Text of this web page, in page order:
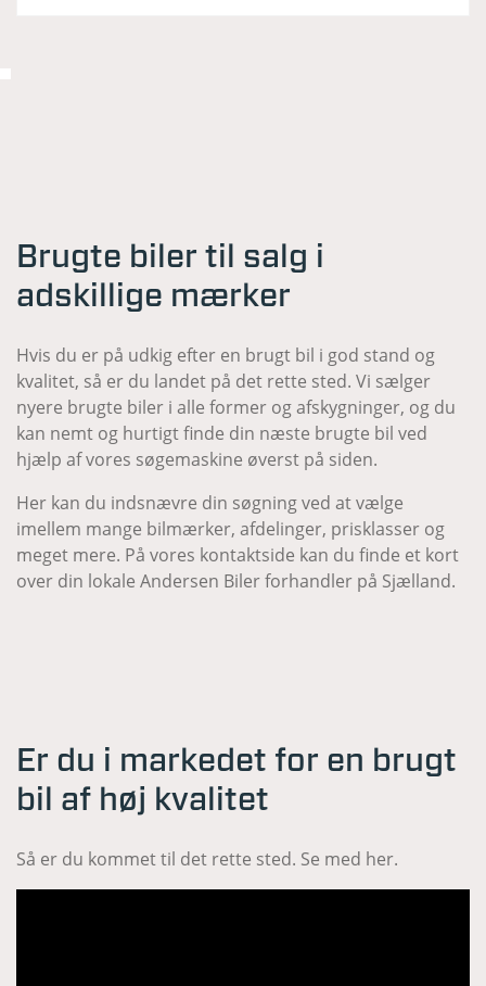
Brugte biler til salg i
adskillige mærker
Hvis du er på udkig efter en brugt bil i god stand og
kvalitet, så er du landet på det rette sted. Vi sælger
nyere brugte biler i alle former og afskygninger, og du
kan nemt og hurtigt finde din næste brugte bil ved
hjælp af vores søgemaskine øverst på siden.
Her kan du indsnævre din søgning ved at vælge
imellem mange bilmærker, afdelinger, prisklasser og
meget mere. På vores kontaktside kan du finde et kort
over din lokale Andersen Biler forhandler på Sjælland.
Er du i markedet for en brugt
bil af høj kvalitet
Så er du kommet til det rette sted. Se med her.